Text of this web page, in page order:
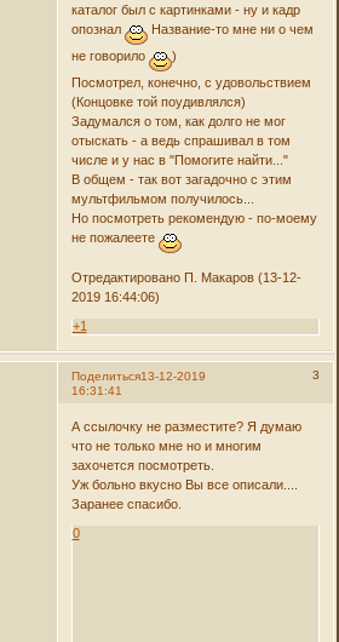
каталог был с картинками - ну и кадр
опознал
Название-то мне ни о чем
не говорило
)
Посмотрел, конечно, с удовольствием
(Концовке той поудивлялся)
Задумался о том, как долго не мог
отыскать - а ведь спрашивал в том
числе и у нас в "Помогите найти..."
В общем - так вот загадочно с этим
мультфильмом получилось...
Но посмотреть рекомендую - по-моему
не пожалеете
Отредактировано П. Макаров (13-12-
2019 16:44:06)
+1
Поделиться 3
13-12-2019
16:31:41
А ссылочку не разместите? Я думаю
что не только мне но и многим
захочется посмотреть.
Уж больно вкусно Вы все описали....
Заранее спасибо.
0